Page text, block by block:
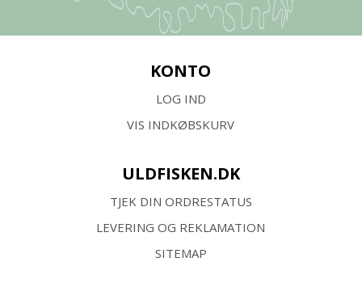
KONTO
LOG IND
VIS INDKØBSKURV
ULDFISKEN.DK
TJEK DIN ORDRESTATUS
LEVERING OG REKLAMATION
SITEMAP